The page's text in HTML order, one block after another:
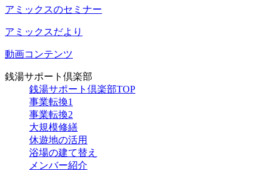
アミックスのセミナー
アミックスだより
動画コンテンツ
銭湯サポート倶楽部
銭湯サポート倶楽部TOP
事業転換1
事業転換2
大規模修繕
休遊地の活用
浴場の建て替え
メンバー紹介